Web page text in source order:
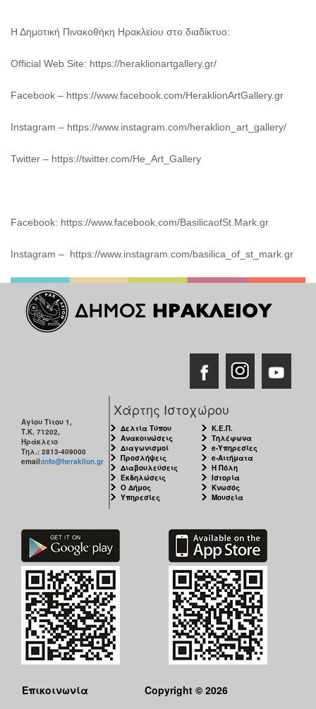
Η Δημοτική Πινακοθήκη Ηρακλείου στο διαδίκτυο:
Official Web Site: https://heraklionartgallery.gr/
Facebook – https://www.facebook.com/HeraklionArtGallery.gr
Instagram – https://www.instagram.com/heraklion_art_gallery/
Twitter – https://twitter.com/He_Art_Gallery
Facebook: https://www.facebook.com/BasilicaofSt.Mark.gr
Instagram – https://www.instagram.com/basilica_of_st_mark.gr
Αγίου Τίτου 1,
Τ.Κ. 71202,
Ηράκλειο
Τηλ.: 2813-409000
email:info@heraklion.gr
Χάρτης Ιστοχώρου
Δελτία Τύπου
Ανακοινώσεις
Διαγωνισμοί
Προσλήψεις
Διαβουλεύσεις
Εκδηλώσεις
Ο Δήμος
Υπηρεσίες
Κ.Ε.Π.
Τηλέφωνα
e-Υπηρεσίες
e-Αιτήματα
Η Πόλη
Ιστορία
Κνωσός
Μουσεία
Επικοινωνία Copyright © 2026